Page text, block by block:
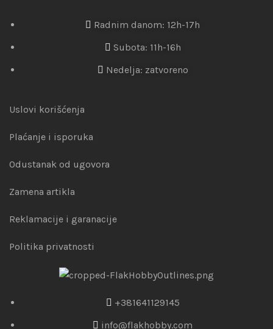
Radnim danom: 12h-17h
Subota: 11h-16h
Nedelja: zatvoreno
Uslovi korišćenja
Plaćanje i isporuka
Odustanak od ugovora
Zamena artikla
Reklamacije i garanacije
Politika privatnosti
+381641129145
info@flakhobby.com